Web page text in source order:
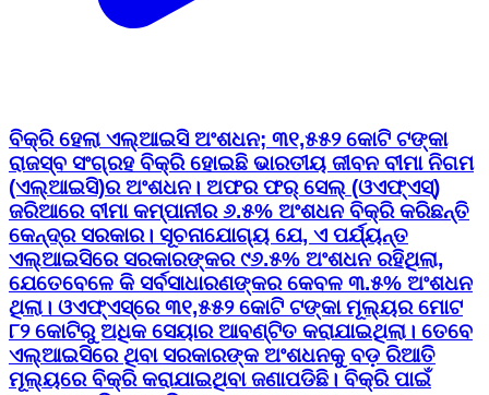
ବିକ୍ରି ହେଲା ଏଲ୍‌ଆଇସି ଅଂଶଧନ; ୩୧,୫୫୨ କୋଟି ଟଙ୍କା
ରାଜସ୍ବ ସଂଗ୍ରହ ବିକ୍ରି ହୋଇଛି ଭାରତୀୟ ଜୀବନ ବୀମା ନିଗମ
(ଏଲ୍‌ଆଇସି)ର ଅଂଶଧନ। ଅଫର ଫର୍ ସେଲ୍ (ଓଏଫ୍‌ଏସ୍‌)
ଜରିଆରେ ବୀମା କମ୍ପାନୀର ୬.୫% ଅଂଶଧନ ବିକ୍ରି କରିଛନ୍ତି
କେନ୍ଦ୍ର ସରକାର। ସୂଚନାଯୋଗ୍ୟ ଯେ, ଏ ପର୍ଯ୍ୟନ୍ତ
ଏଲ୍‌ଆଇସିରେ ସରକାରଙ୍କର ୯୬.୫% ଅଂଶଧନ ରହିଥିଲା,
ଯେତେବେଳେ କି ସର୍ବସାଧାରଣଙ୍କର କେବଳ ୩.୫% ଅଂଶଧନ
ଥିଲା। ଓଏଫ୍‌ଏସ୍‌ରେ ୩୧,୫୫୨ କୋଟି ଟଙ୍କା ମୂଲ୍ୟର ମୋଟ
୮୨ କୋଟିରୁ ଅଧିକ ସେୟାର ଆବଣ୍ଟିତ କରାଯାଇଥିଲା। ତେବେ
ଏଲ୍‌ଆଇସିରେ ଥିବା ସରକାରଙ୍କ ଅଂଶଧନକୁ ବଡ଼ ରିଆତି
ମୂଲ୍ୟରେ ବିକ୍ରି କରାଯାଇଥିବା ଜଣାପଡିଛି। ବିକ୍ରି ପାଇଁ